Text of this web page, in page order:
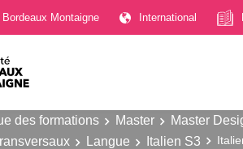
Montaigne International
des formations Master Master
Langue Italien S3